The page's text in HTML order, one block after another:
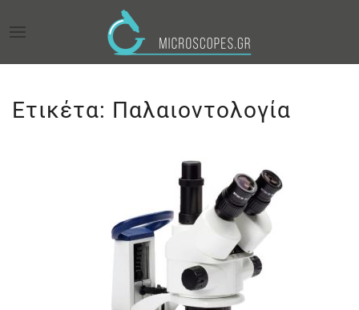
Ετικέτα: Παλαιοντολογία